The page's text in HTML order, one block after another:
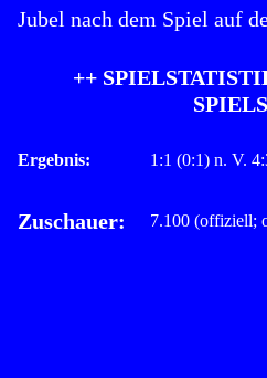
Jubel nach dem Spiel auf
++
Ergebnis: 1:1 (0:1) n. V.
Zuschauer: 7.100 (offiziell;